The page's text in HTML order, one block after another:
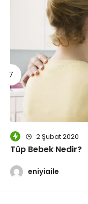
2 Şubat 2020
Tüp Bebek Nedir?
eniyiaile